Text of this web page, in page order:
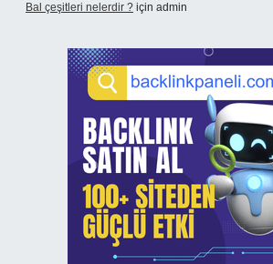
Bal çeşitleri nelerdir ? için admin